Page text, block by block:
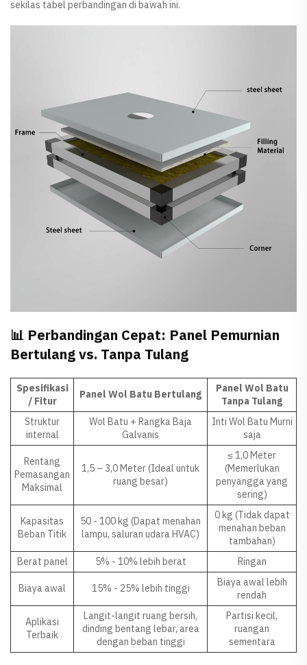
sekilas tabel perbandingan di bawah ini.
📊 Perbandingan Cepat: Panel Pemurnian
Bertulang vs. Tanpa Tulang
Spesifikasi
/ Fitur
Panel Wol Batu Bertulang
Panel Wol Batu
Tanpa Tulang
Struktur
internal
Wol Batu + Rangka Baja
Galvanis
Inti Wol Batu Murni
saja
Rentang
Pemasangan
Maksimal
1,5 – 3,0 Meter (Ideal untuk
ruang besar)
≤ 1,0 Meter
(Memerlukan
penyangga yang
sering)
Kapasitas
Beban Titik
50 - 100 kg (Dapat menahan
lampu, saluran udara HVAC)
0 kg (Tidak dapat
menahan beban
tambahan)
Berat panel
5% - 10% lebih berat Ringan
Biaya awal 15% - 25% lebih tinggi
Biaya awal lebih
rendah
Aplikasi
Terbaik
Langit-langit ruang bersih,
dinding bentang lebar, area
dengan beban tinggi
Partisi kecil,
ruangan
sementara